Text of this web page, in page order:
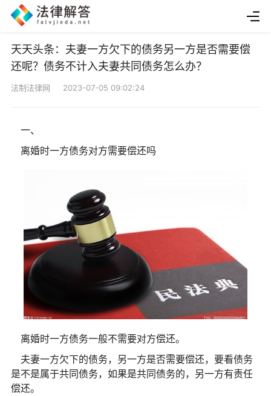
天天头条：夫妻一方欠下的债务另一方是否需要偿
还呢？债务不计入夫妻共同债务怎么办？
法制法律网 2023-07-05 09:02:24
一、
离婚时一方债务对方需要偿还吗
离婚时一方债务一般不需要对方偿还。
夫妻一方欠下的债务，另一方是否需要偿还，要看债务
是不是属于共同债务，如果是共同债务的，另一方有责任
偿还。